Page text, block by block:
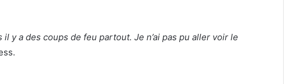
y a des coups de feu partout. Je n’ai pas pu aller voir le